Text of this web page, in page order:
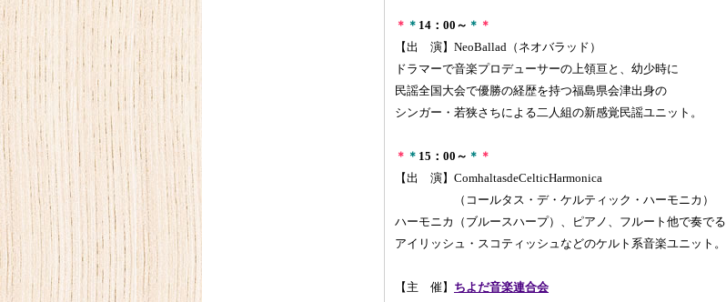
＊ ＊ 14 ：00 ～ ＊ ＊
【出 演】NeoBallad（ネオバラッド）
ドラマーで音楽プロデューサーの上領亘と、幼少時に
民謡全国大会で優勝の経歴を持つ福島県会津出身の
シンガー・若狭さちによる二人組の新感覚民謡ユニット。
＊ ＊ 15 ：00 ～ ＊ ＊
【出 演】ComhaltasdeCelticHarmonica
（コールタス・デ・ケルティック・ハーモニカ）
ハーモニカ（ブルースハープ）、ピアノ、フルート他で奏でる
アイリッシュ・スコティッシュなどのケルト系音楽ユニット。
【主 催】 ちよだ音楽連合会